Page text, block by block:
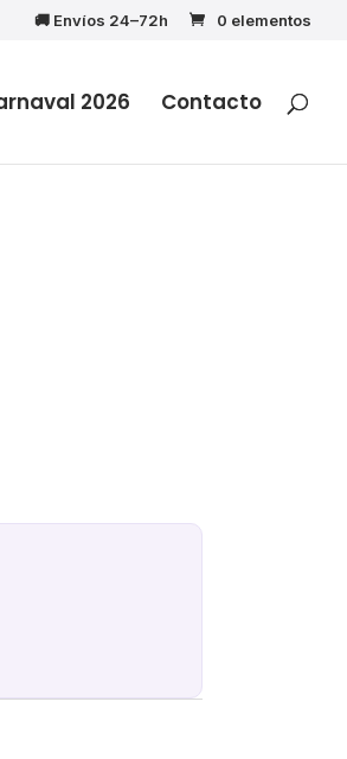
🚚 Envíos 24–72h 0 elementos
2026 Contacto